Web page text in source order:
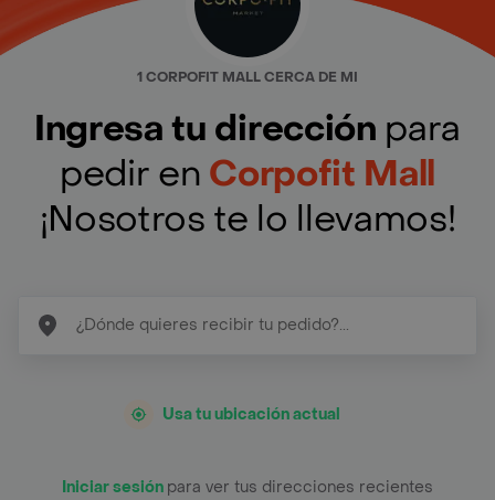
1 CORPOFIT MALL CERCA DE MI
Ingresa tu dirección para
pedir en Corpofit Mall
¡Nosotros te lo llevamos!
Usa tu ubicación actual
Iniciar sesión para ver tus direcciones recientes